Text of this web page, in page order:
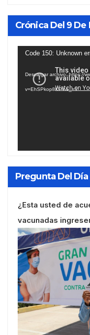
Crónica Del 9 De
Reproductor
vídeo
Code 150: Unknown
Descargar archivo: https://
v=EhSPkop8KPY&_=1
Pregunta Del Día
¿Esta usted de
vacunadas